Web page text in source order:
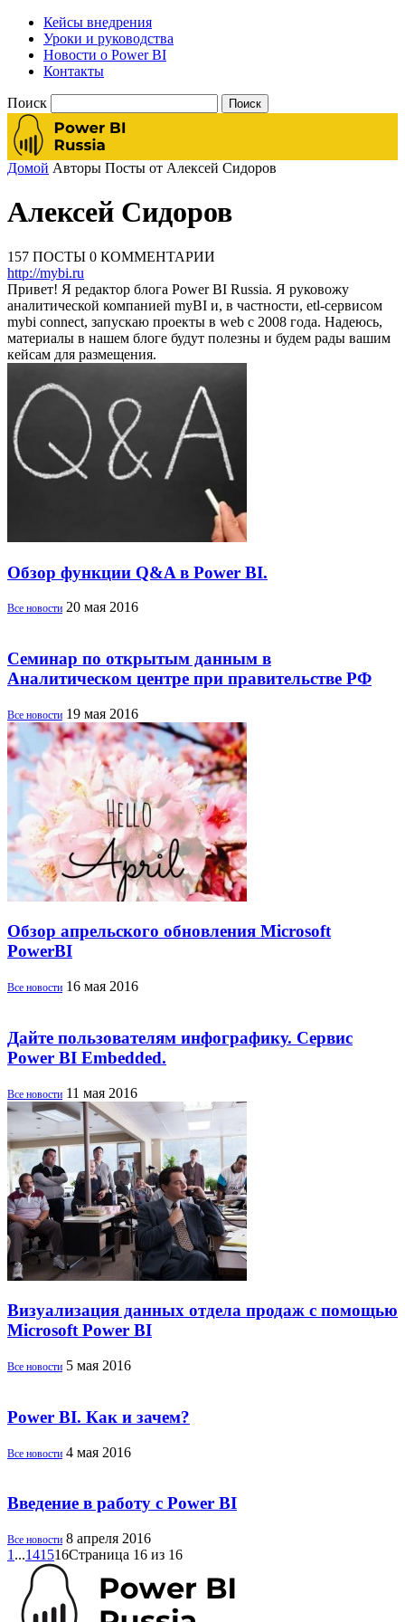
Кейсы внедрения
Уроки и руководства
Новости о Power BI
Контакты
Поиск
Домой Авторы Посты от Алексей Сидоров
Алексей Сидоров
157 ПОСТЫ 0 КОММЕНТАРИИ
http://mybi.ru
Привет! Я редактор блога Power BI Russia. Я руковожу
аналитической компанией myBI и, в частности, etl-сервисом
mybi connect, запускаю проекты в web с 2008 года. Надеюсь,
материалы в нашем блоге будут полезны и будем рады вашим
кейсам для размещения.
Обзор функции Q&A в Power BI.
Все новости 20 мая 2016
Семинар по открытым данным в
Аналитическом центре при правительстве РФ
Все новости 19 мая 2016
Обзор апрельского обновления Microsoft
PowerBI
Все новости 16 мая 2016
Дайте пользователям инфографику. Сервис
Power BI Embedded.
Все новости 11 мая 2016
Визуализация данных отдела продаж с помощью
Microsoft Power BI
Все новости 5 мая 2016
Power BI. Как и зачем?
Все новости 4 мая 2016
Введение в работу с Power BI
Все новости 8 апреля 2016
1 ...141516Страница 16 из 16